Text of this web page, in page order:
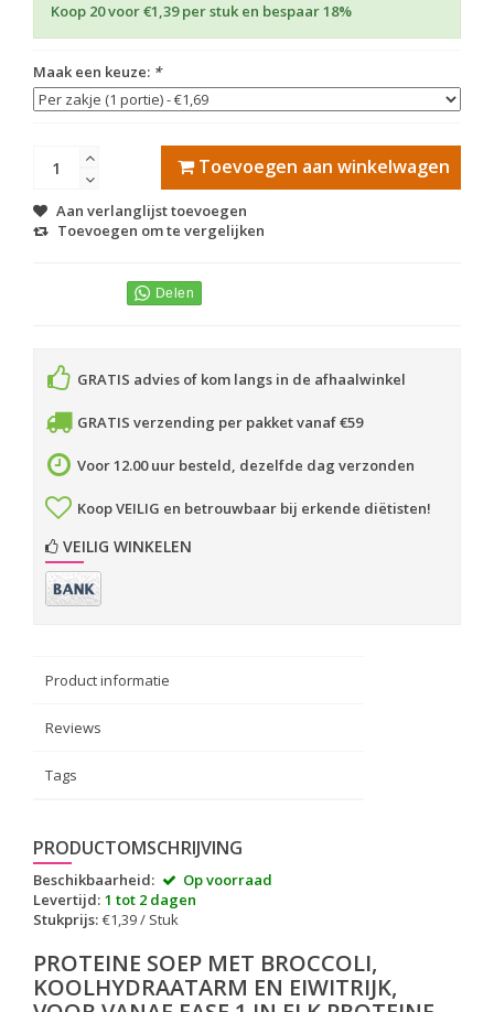
Koop 20 voor €1,39 per stuk en bespaar 18%
Maak een keuze: *
Toevoegen aan winkelwagen
Aan verlanglijst toevoegen
Toevoegen om te vergelijken
GRATIS advies of kom langs in de afhaalwinkel
GRATIS verzending per pakket vanaf €59
Voor 12.00 uur besteld, dezelfde dag verzonden
Koop VEILIG en betrouwbaar bij erkende diëtisten!
VEILIG WINKELEN
Product informatie
Reviews
Tags
PRODUCTOMSCHRIJVING
Beschikbaarheid:
Op voorraad
Levertijd: 1 tot 2 dagen
Stukprijs: €1,39 / Stuk
PROTEINE SOEP MET BROCCOLI,
KOOLHYDRAATARM EN EIWITRIJK,